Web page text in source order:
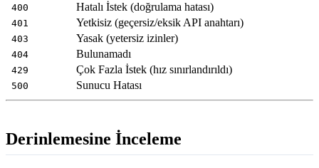
400 Hatalı İstek (doğrulama hatası)
401 Yetkisiz (geçersiz/eksik API anahtarı)
403 Yasak (yetersiz izinler)
404 Bulunamadı
429 Çok Fazla İstek (hız sınırlandırıldı)
500 Sunucu Hatası
Derinlemesine İnceleme